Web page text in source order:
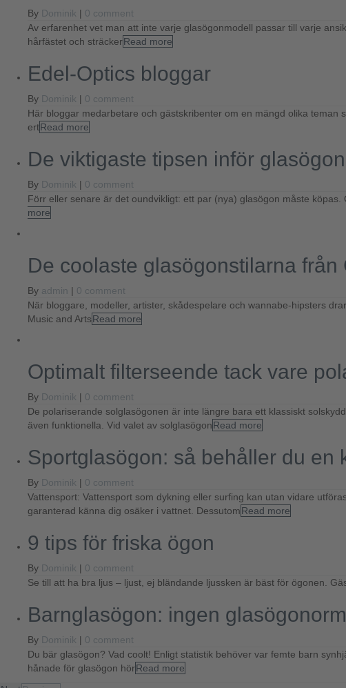
By Dominik | 0 comment
Av erfarenhet vet man att inte varje glasögonmodell passar till varje
hårfästet och sträckerRead more
Edel-Optics bloggar
By Dominik | 0 comment
Här bloggar medarbetare och gästskribenter om en mängd olika
ertRead more
De viktigaste tipsen inför
By Dominik | 0 comment
Förr eller senare är det oundvikligt: ett par (nya) glasögon måste
more
De coolaste glasögonstilarna
By admin | 0 comment
När bloggare, modeller, artister, skådespelare och wannabe-hipsters
Music and ArtsRead more
Optimalt filterseende tack vare
By Dominik | 0 comment
De polariserande solglasögonen är inte längre bara ett klassiskt
även funktionella. Vid valet av solglasögonRead more
Sportglasögon: så behåller du en
By Dominik | 0 comment
Vattensport: Vattensport som dykning eller surfing kan utan vidare
garanterad känna dig osäker i vattnet. DessutomRead more
9 tips för friska ögon
By Dominik | 0 comment
Se till att ha bra ljus – ljust, ej bländande ljussken är bäst för ögonen.
Barnglasögon: ingen
By Dominik | 0 comment
Du bär glasögon? Vad coolt! Enligt statistik behöver var femte barn
hånade för glasögon hörRead more